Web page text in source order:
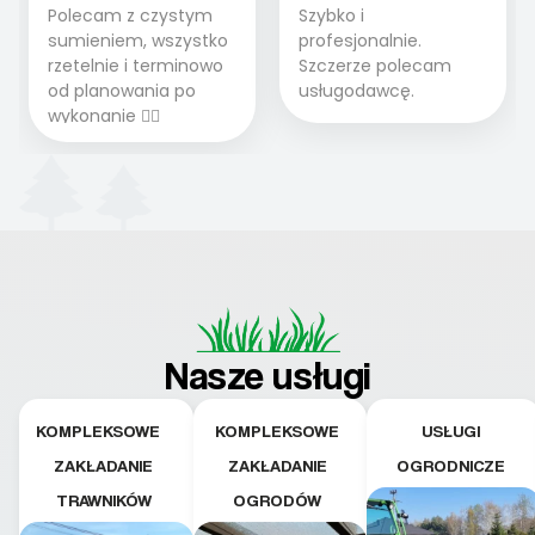
Polecam z czystym
sumieniem, wszystko
rzetelnie i terminowo
od planowania po
wykonanie 👍🏻
Szybko i
profesjonalnie.
Szczerze polecam
usługodawcę.
Nasze usługi
KOMPLEKSOWE
ZAKŁADANIE
TRAWNIKÓW
KOMPLEKSOWE
ZAKŁADANIE
OGRODÓW
USŁUGI
OGRODNICZE